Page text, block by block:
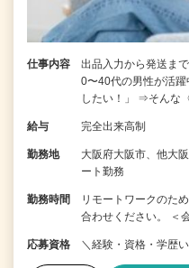
仕事内容
出品入力から発送ま
0〜40代の男性が活躍
したい！」 ⇒そんな
給与 完全出来高制
勤務地
大阪府大阪市、他大
ート勤務
勤務時間
リモートワークのた
合わせください。 ＜
応募資格 ＼経験・資格・学歴